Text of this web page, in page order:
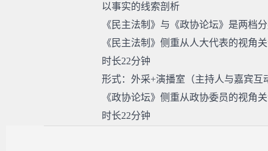
以事实的线索剖析
《民主法制》与《政协论坛》是两档
《民主法制》侧重从人大代表的视角
时长22分钟
形式：外采+演播室（主持人与嘉宾互
《政协论坛》侧重从政协委员的视角
时长22分钟